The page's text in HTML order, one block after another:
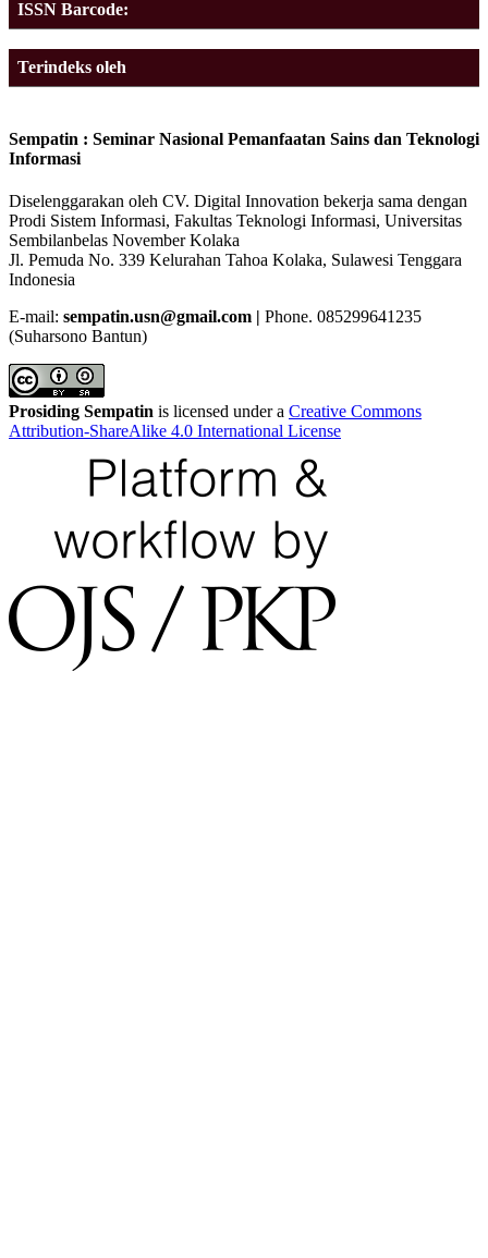
ISSN Barcode:
Terindeks oleh
Sempatin : Seminar Nasional Pemanfaatan Sains dan Teknologi
Informasi
Diselenggarakan oleh CV. Digital Innovation bekerja sama dengan
Prodi Sistem Informasi, Fakultas Teknologi Informasi, Universitas
Sembilanbelas November Kolaka
Jl. Pemuda No. 339 Kelurahan Tahoa Kolaka, Sulawesi Tenggara
Indonesia
E-mail: sempatin.usn@gmail.com | Phone. 085299641235
(Suharsono Bantun)
Prosiding Sempatin is licensed under a Creative Commons
Attribution-ShareAlike 4.0 International License